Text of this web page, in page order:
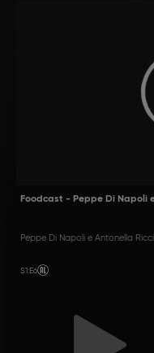
Foodcast - Peppe Di Napoli
Peppe Di Napoli e Antonella
S1 :E6